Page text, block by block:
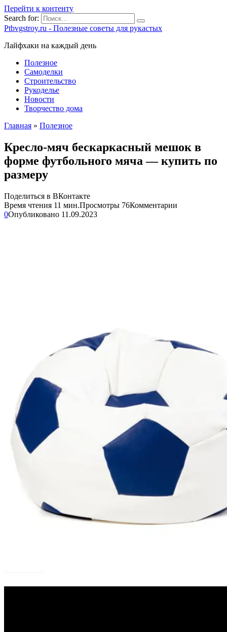
Перейти к контенту
Search for:
Ptbvgstroy.ru - Полезные советы для рукастых
Лайфхаки на каждый день
Полезное
Самоделки
Строительство
Рукоделье
Новости
Творчество дома
Главная » Полезное
Кресло-мяч бескаркасный мешок в
форме футбольного мяча — купить по
размеру
Поделиться в ВКонтакте
Время чтения 11 мин.Просмотры 76Комментарии
0Опубликовано 11.09.2023